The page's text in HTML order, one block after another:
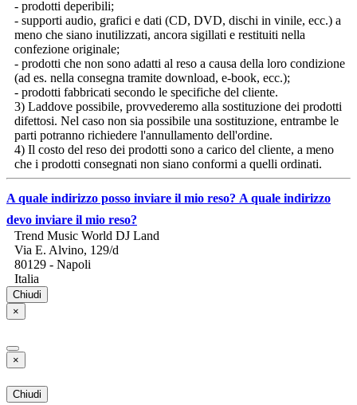
- prodotti deperibili;
- supporti audio, grafici e dati (CD, DVD, dischi in vinile, ecc.) a
meno che siano inutilizzati, ancora sigillati e restituiti nella
confezione originale;
- prodotti che non sono adatti al reso a causa della loro condizione
(ad es. nella consegna tramite download, e-book, ecc.);
- prodotti fabbricati secondo le specifiche del cliente.
3) Laddove possibile, provvederemo alla sostituzione dei prodotti
difettosi. Nel caso non sia possibile una sostituzione, entrambe le
parti potranno richiedere l'annullamento dell'ordine.
4) Il costo del reso dei prodotti sono a carico del cliente, a meno
che i prodotti consegnati non siano conformi a quelli ordinati.
A quale indirizzo posso inviare il mio reso? A quale indirizzo
devo inviare il mio reso?
Trend Music World DJ Land
Via E. Alvino, 129/d
80129 - Napoli
Italia
Chiudi
×
×
Chiudi